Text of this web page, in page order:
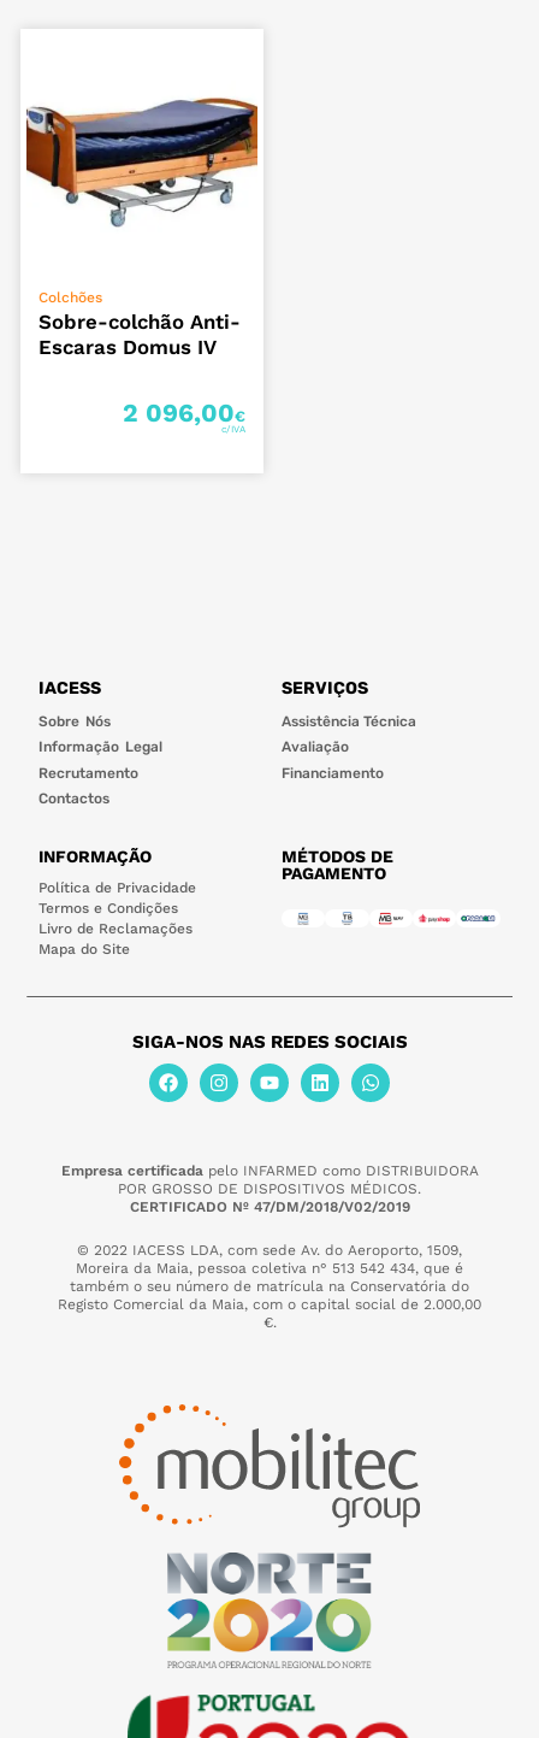
Colchões
Sobre-colchão Anti-
Escaras Domus IV
2 096,00€
IACESS
Sobre Nós
Informação Legal
Recrutamento
Contactos
SERVIÇOS
Assistência Técnica
Avaliação
Financiamento
INFORMAÇÃO
Política de Privacidade
Termos e Condições
Livro de Reclamações
Mapa do Site
MÉTODOS DE
PAGAMENTO
SIGA-NOS NAS REDES SOCIAIS
Empresa certificadapelo INFARMED como DISTRIBUIDORA
POR GROSSO DE DISPOSITIVOS MÉDICOS.
CERTIFICADO Nº 47/DM/2018/V02/2019
© 2022 IACESS LDA, com sede Av. do Aeroporto, 1509,
Moreira da Maia, pessoa coletiva n° 513 542 434, que é
também o seu número de matrícula na Conservatória do
Registo Comercial da Maia, com o capital social de 2.000,00
€.